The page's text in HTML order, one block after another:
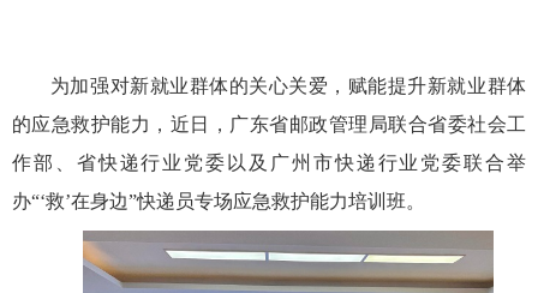
为加强对新就业群体的关心关爱，赋能提升新就业群体
的应急救护能力， 近日，广东省邮政管理局联合省委社会工
作部、省快递行业党委以及广州市快递行业党委联合举
办“‘救’在身边”快递员专场应急救护能力培训班。